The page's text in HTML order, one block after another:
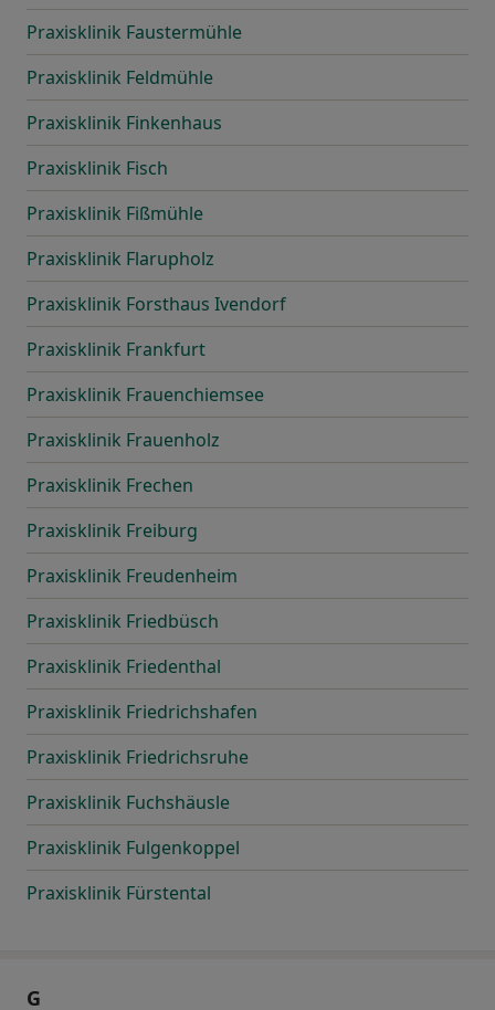
Praxisklinik Faustermühle
Praxisklinik Feldmühle
Praxisklinik Finkenhaus
Praxisklinik Fisch
Praxisklinik Fißmühle
Praxisklinik Flarupholz
Praxisklinik Forsthaus Ivendorf
Praxisklinik Frankfurt
Praxisklinik Frauenchiemsee
Praxisklinik Frauenholz
Praxisklinik Frechen
Praxisklinik Freiburg
Praxisklinik Freudenheim
Praxisklinik Friedbüsch
Praxisklinik Friedenthal
Praxisklinik Friedrichshafen
Praxisklinik Friedrichsruhe
Praxisklinik Fuchshäusle
Praxisklinik Fulgenkoppel
Praxisklinik Fürstental
G